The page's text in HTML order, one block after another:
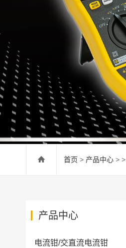
首页 > 产品中心 > >
产品中心
电流钳/交直流电流钳